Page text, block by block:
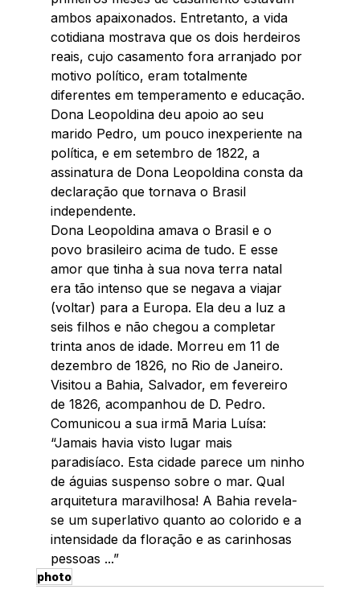
ambos apaixonados. Entretanto, a vida
cotidiana mostrava que os dois herdeiros
reais, cujo casamento fora arranjado por
motivo político, eram totalmente
diferentes em temperamento e educação.
Dona Leopoldina deu apoio ao seu
marido Pedro, um pouco inexperiente na
política, e em setembro de 1822, a
assinatura de Dona Leopoldina consta da
declaração que tornava o Brasil
independente.
Dona Leopoldina amava o Brasil e o
povo brasileiro acima de tudo. E esse
amor que tinha à sua nova terra natal
era tão intenso que se negava a viajar
(voltar) para a Europa. Ela deu a luz a
seis filhos e não chegou a completar
trinta anos de idade. Morreu em 11 de
dezembro de 1826, no Rio de Janeiro.
Visitou a Bahia, Salvador, em fevereiro
de 1826, acompanhou de D. Pedro.
Comunicou a sua irmã Maria Luísa:
“Jamais havia visto lugar mais
paradisíaco. Esta cidade parece um ninho
de águias suspenso sobre o mar. Qual
arquitetura maravilhosa! A Bahia revela-
se um superlativo quanto ao colorido e a
intensidade da floração e as carinhosas
pessoas ...”
photo